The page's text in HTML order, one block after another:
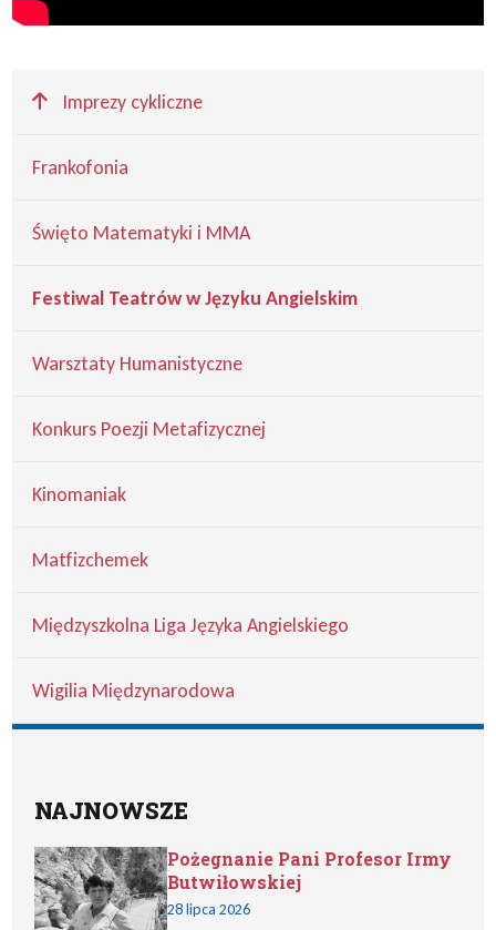
Wyżej
Imprezy cykliczne
Frankofonia
Święto Matematyki i MMA
Festiwal Teatrów w Języku Angielskim
Warsztaty Humanistyczne
Konkurs Poezji Metafizycznej
Kinomaniak
Matfizchemek
Międzyszkolna Liga Języka Angielskiego
Wigilia Międzynarodowa
NAJNOWSZE
Pożegnanie Pani Profesor Irmy
Butwiłowskiej
28 lipca 2026